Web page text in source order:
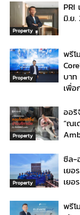
Property
PRI
มิ.ย
Property
พรีโ
บา
เพื่อ
Property
ออริ
“ณเ
Property
ซีล-
เยอ
เยอ
พรีโ